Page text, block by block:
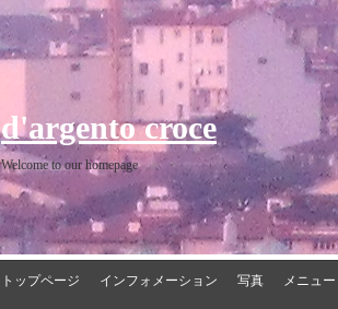
d'argento croce
Welcome to our homepage
トップページ インフォメーション 写真 メニュー